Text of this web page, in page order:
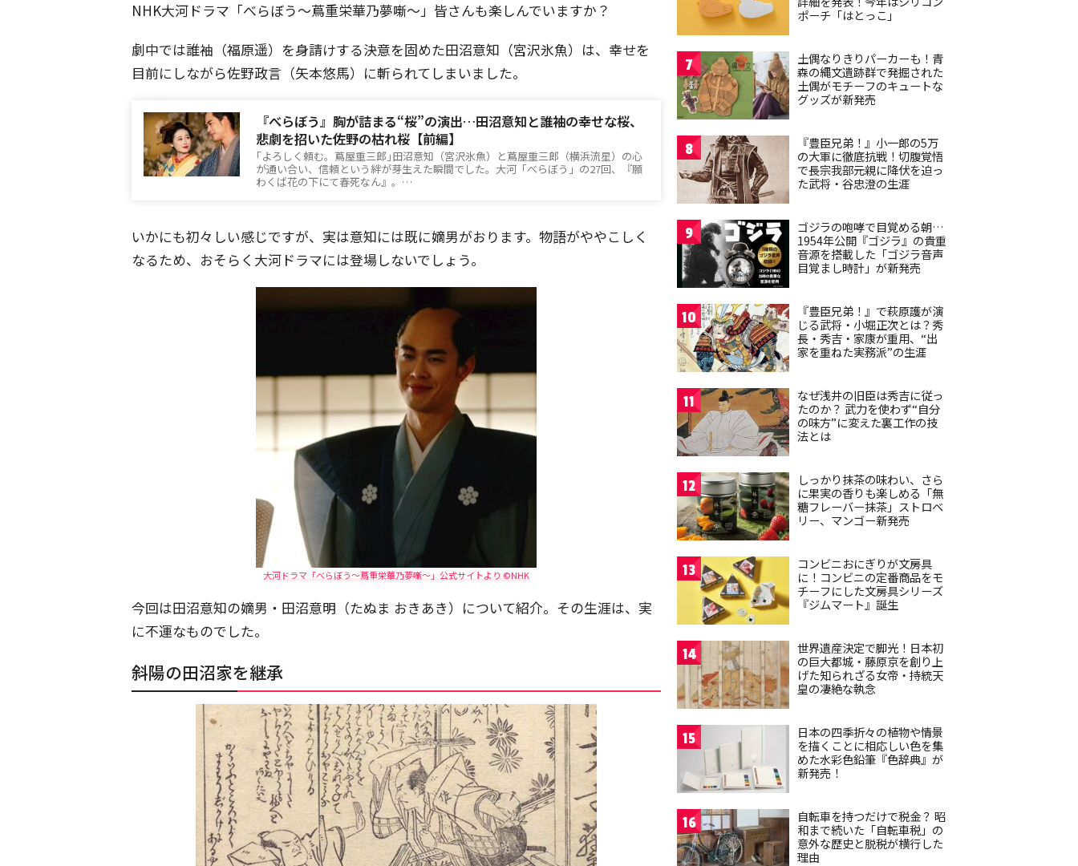
NHK大河ドラマ「べらぼう～蔦重栄華乃夢噺～」皆さんも楽しんでいますか？
劇中では誰袖（福原遥）を身請けする決意を固めた田沼意知（宮沢氷魚）は、幸せを
目前にしながら佐野政言（矢本悠馬）に斬られてしまいました。
『べらぼう』胸が詰まる“桜”の演出…田沼意知と誰袖の幸せな桜、
悲劇を招いた佐野の枯れ桜【前編】
｢よろしく頼む。蔦屋重三郎｣田沼意知（宮沢氷魚）と蔦屋重三郎（横浜流星）の心
が通い合い、信頼という絆が芽生えた瞬間でした。大河「べらぼう」の27回、『願
わくば花の下にて春死なん』。…
いかにも初々しい感じですが、実は意知には既に嫡男がおります。物語がややこしく
なるため、おそらく大河ドラマには登場しないでしょう。
大河ドラマ「べらぼう～蔦重栄華乃夢噺～」公式サイトより ©️NHK
今回は田沼意知の嫡男・田沼意明（たぬま おきあき）について紹介。その生涯は、実
に不運なものでした。
斜陽の田沼家を継承
ポーチ「はとっこ」
7
土偶なりきりパーカーも！青
森の縄文遺跡群で発掘された
土偶がモチーフのキュートな
グッズが新発売
8
『豊臣兄弟！』小一郎の5万
の大軍に徹底抗戦！切腹覚悟
で長宗我部元親に降伏を迫っ
た武将・谷忠澄の生涯
9
ゴジラの咆哮で目覚める朝…
1954年公開『ゴジラ』の貴重
音源を搭載した「ゴジラ音声
目覚まし時計」が新発売
10
『豊臣兄弟！』で萩原護が演
じる武将・小堀正次とは？秀
長・秀吉・家康が重用、“出
家を重ねた実務派”の生涯
11
なぜ浅井の旧臣は秀吉に従っ
たのか？ 武力を使わず“自分
の味方”に変えた裏工作の技
法とは
12
しっかり抹茶の味わい、さら
に果実の香りも楽しめる「無
糖フレーバー抹茶」ストロベ
リー、マンゴー新発売
13
コンビニおにぎりが文房具
に！コンビニの定番商品をモ
チーフにした文房具シリーズ
『ジムマート』誕生
14
世界遺産決定で脚光！日本初
の巨大都城・藤原京を創り上
げた知られざる女帝・持統天
皇の凄絶な執念
15
日本の四季折々の植物や情景
を描くことに相応しい色を集
めた水彩色鉛筆『色辞典』が
新発売！
16
自転車を持つだけで税金？ 昭
和まで続いた「自転車税」の
意外な歴史と脱税が横行した
理由